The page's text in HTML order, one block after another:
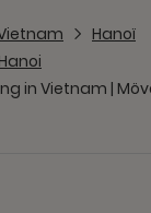
Hanoï
in Vietnam |